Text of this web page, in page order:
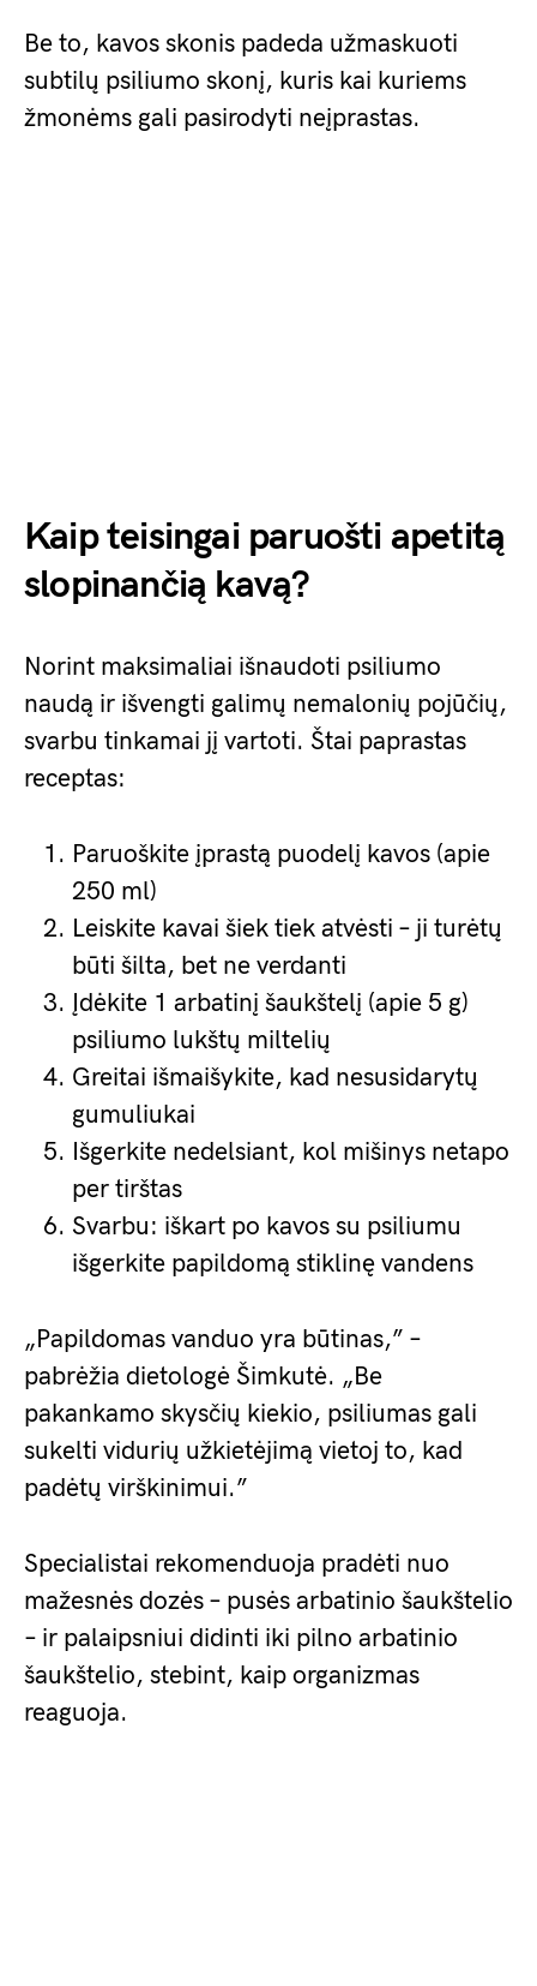
Be to, kavos skonis padeda užmaskuoti
subtilų psiliumo skonį, kuris kai kuriems
žmonėms gali pasirodyti neįprastas.
Kaip teisingai paruošti apetitą
slopinančią kavą?
Norint maksimaliai išnaudoti psiliumo
naudą ir išvengti galimų nemalonių pojūčių,
svarbu tinkamai jį vartoti. Štai paprastas
receptas:
Paruoškite įprastą puodelį kavos (apie
250 ml)
Leiskite kavai šiek tiek atvėsti – ji turėtų
būti šilta, bet ne verdanti
Įdėkite 1 arbatinį šaukštelį (apie 5 g)
psiliumo lukštų miltelių
Greitai išmaišykite, kad nesusidarytų
gumuliukai
Išgerkite nedelsiant, kol mišinys netapo
per tirštas
Svarbu: iškart po kavos su psiliumu
išgerkite papildomą stiklinę vandens
„Papildomas vanduo yra būtinas,” –
pabrėžia dietologė Šimkutė. „Be
pakankamo skysčių kiekio, psiliumas gali
sukelti vidurių užkietėjimą vietoj to, kad
padėtų virškinimui.”
Specialistai rekomenduoja pradėti nuo
mažesnės dozės – pusės arbatinio šaukštelio
– ir palaipsniui didinti iki pilno arbatinio
šaukštelio, stebint, kaip organizmas
reaguoja.